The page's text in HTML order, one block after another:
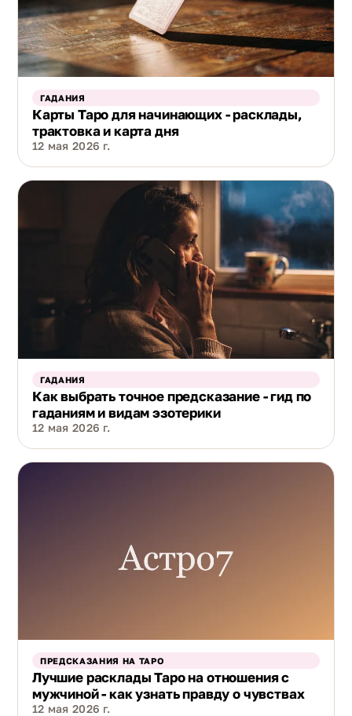
ГАДАНИЯ
Карты Таро для начинающих - расклады,
трактовка и карта дня
12 мая 2026 г.
ГАДАНИЯ
Как выбрать точное предсказание - гид по
гаданиям и видам эзотерики
12 мая 2026 г.
ПРЕДСКАЗАНИЯ НА ТАРО
Лучшие расклады Таро на отношения с
мужчиной - как узнать правду о чувствах
12 мая 2026 г.